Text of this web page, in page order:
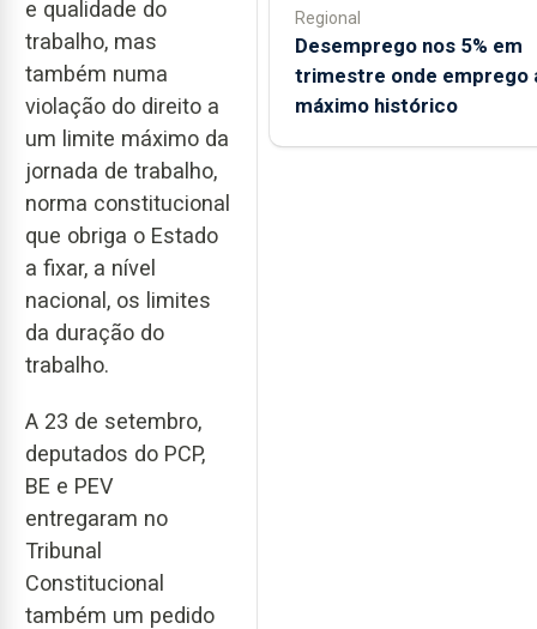
e qualidade do
trabalho, mas
também numa
violação do direito a
um limite máximo da
jornada de trabalho,
norma constitucional
que obriga o Estado
a fixar, a nível
nacional, os limites
da duração do
trabalho.
A 23 de setembro,
deputados do PCP,
BE e PEV
entregaram no
Tribunal
Constitucional
também um pedido
Regional
Desemprego nos 5% em
trimestre onde emprego
máximo histórico